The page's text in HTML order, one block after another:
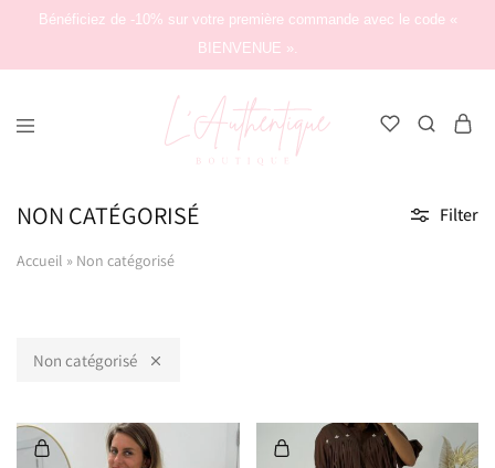
Bénéficiez de -10% sur votre première commande avec le code «
BIENVENUE ».
NON CATÉGORISÉ
Accueil » Non catégorisé
Filter
Non catégorisé